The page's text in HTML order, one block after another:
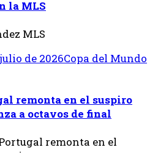
la MLS
de 2026Copa del Mundo
remonta en el suspiro
a octavos de final